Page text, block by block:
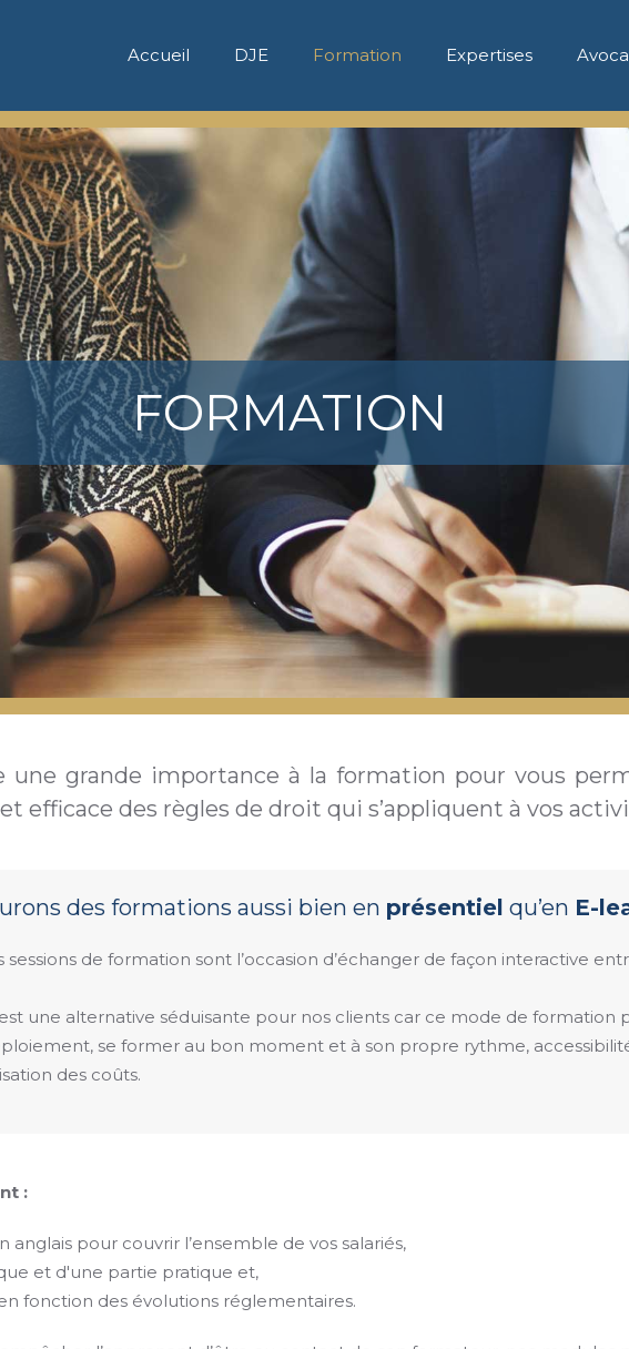
Accueil DJE Formation Expertises
FORMATION
une grande importance à la formation pour vous
efficace des règles de droit qui s’appliquent à vos
des formations aussi bien en présentiel qu’en E-
sessions de formation sont l’occasion d’échanger de façon interactive
est une alternative séduisante pour nos clients car ce mode de formation
se former au bon moment et à son propre rythme,
des coûts.
:
anglais pour couvrir l’ensemble de vos salariés,
et d'une partie pratique et,
fonction des évolutions réglementaires.